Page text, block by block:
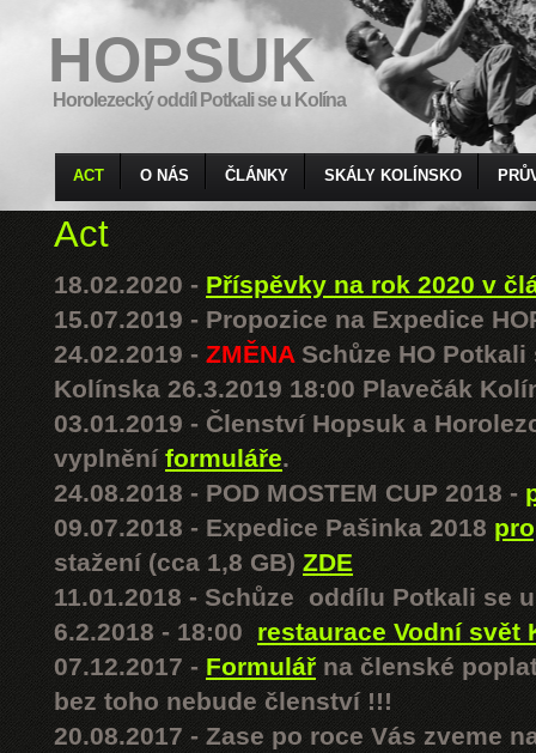
HOPSUK
Horolezecký oddíl Potkali se u Kolína
ACT O NÁS ČLÁNKY SKÁLY KOLÍNSKO
Act
18.02.2020 - Příspěvky na rok 2020 v
15.07.2019 - Propozice na Expedice
24.02.2019 - ZMĚNASchůze HO Potkali
Kolínska 26.3.2019 18:00 Plavečák
03.01.2019 - Členství Hopsuk a
vyplnění formuláře.
24.08.2018 - POD MOSTEM CUP 2018 -
09.07.2018 - Expedice Pašinka 2018
stažení (cca 1,8 GB) ZDE
11.01.2018 - Schůze oddílu Potkali se
6.2.2018 - 18:00 restaurace Vodní svět
07.12.2017 - Formulář na členské
bez toho nebude členství !!!
20.08.2017 - Zase po roce Vás zveme